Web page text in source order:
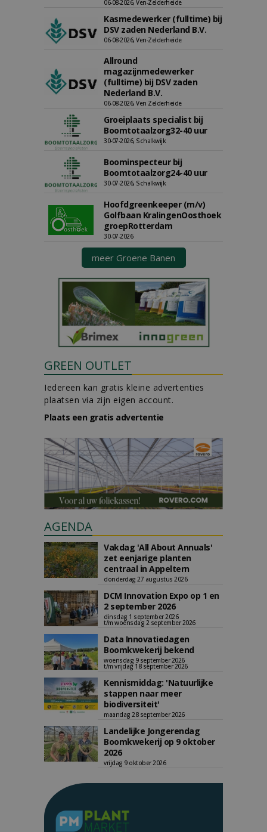
06-08-2026, Ven-Zelderheide
Kasmedewerker (fulltime) bij
DSV zaden Nederland B.V.
06-08-2026, Ven-Zelderheide
Allround
magazijnmedewerker
(fulltime) bij DSV zaden
Nederland B.V.
06-08-2026, Ven Zelderheide
Groeiplaats specialist bij
Boomtotaalzorg32-40 uur
30-07-2026, Schalkwijk
Boominspecteur bij
Boomtotaalzorg24-40 uur
30-07-2026, Schalkwijk
Hoofdgreenkeeper (m/v)
Golfbaan KralingenOosthoek
groepRotterdam
30-07-2026
meer Groene Banen
GREEN OUTLET
Iedereen kan gratis kleine advertenties
plaatsen via zijn eigen account.
Plaats een gratis advertentie
AGENDA
Vakdag 'All About Annuals'
zet eenjarige planten
centraal in Appeltern
donderdag 27 augustus 2026
DCM Innovation Expo op 1 en
2 september 2026
dinsdag 1 september 2026
t/m woensdag 2 september 2026
Data Innovatiedagen
Boomkwekerij bekend
woensdag 9 september 2026
t/m vrijdag 18 september 2026
Kennismiddag: 'Natuurlijke
stappen naar meer
biodiversiteit'
maandag 28 september 2026
Landelijke Jongerendag
Boomkwekerij op 9 oktober
2026
vrijdag 9 oktober 2026